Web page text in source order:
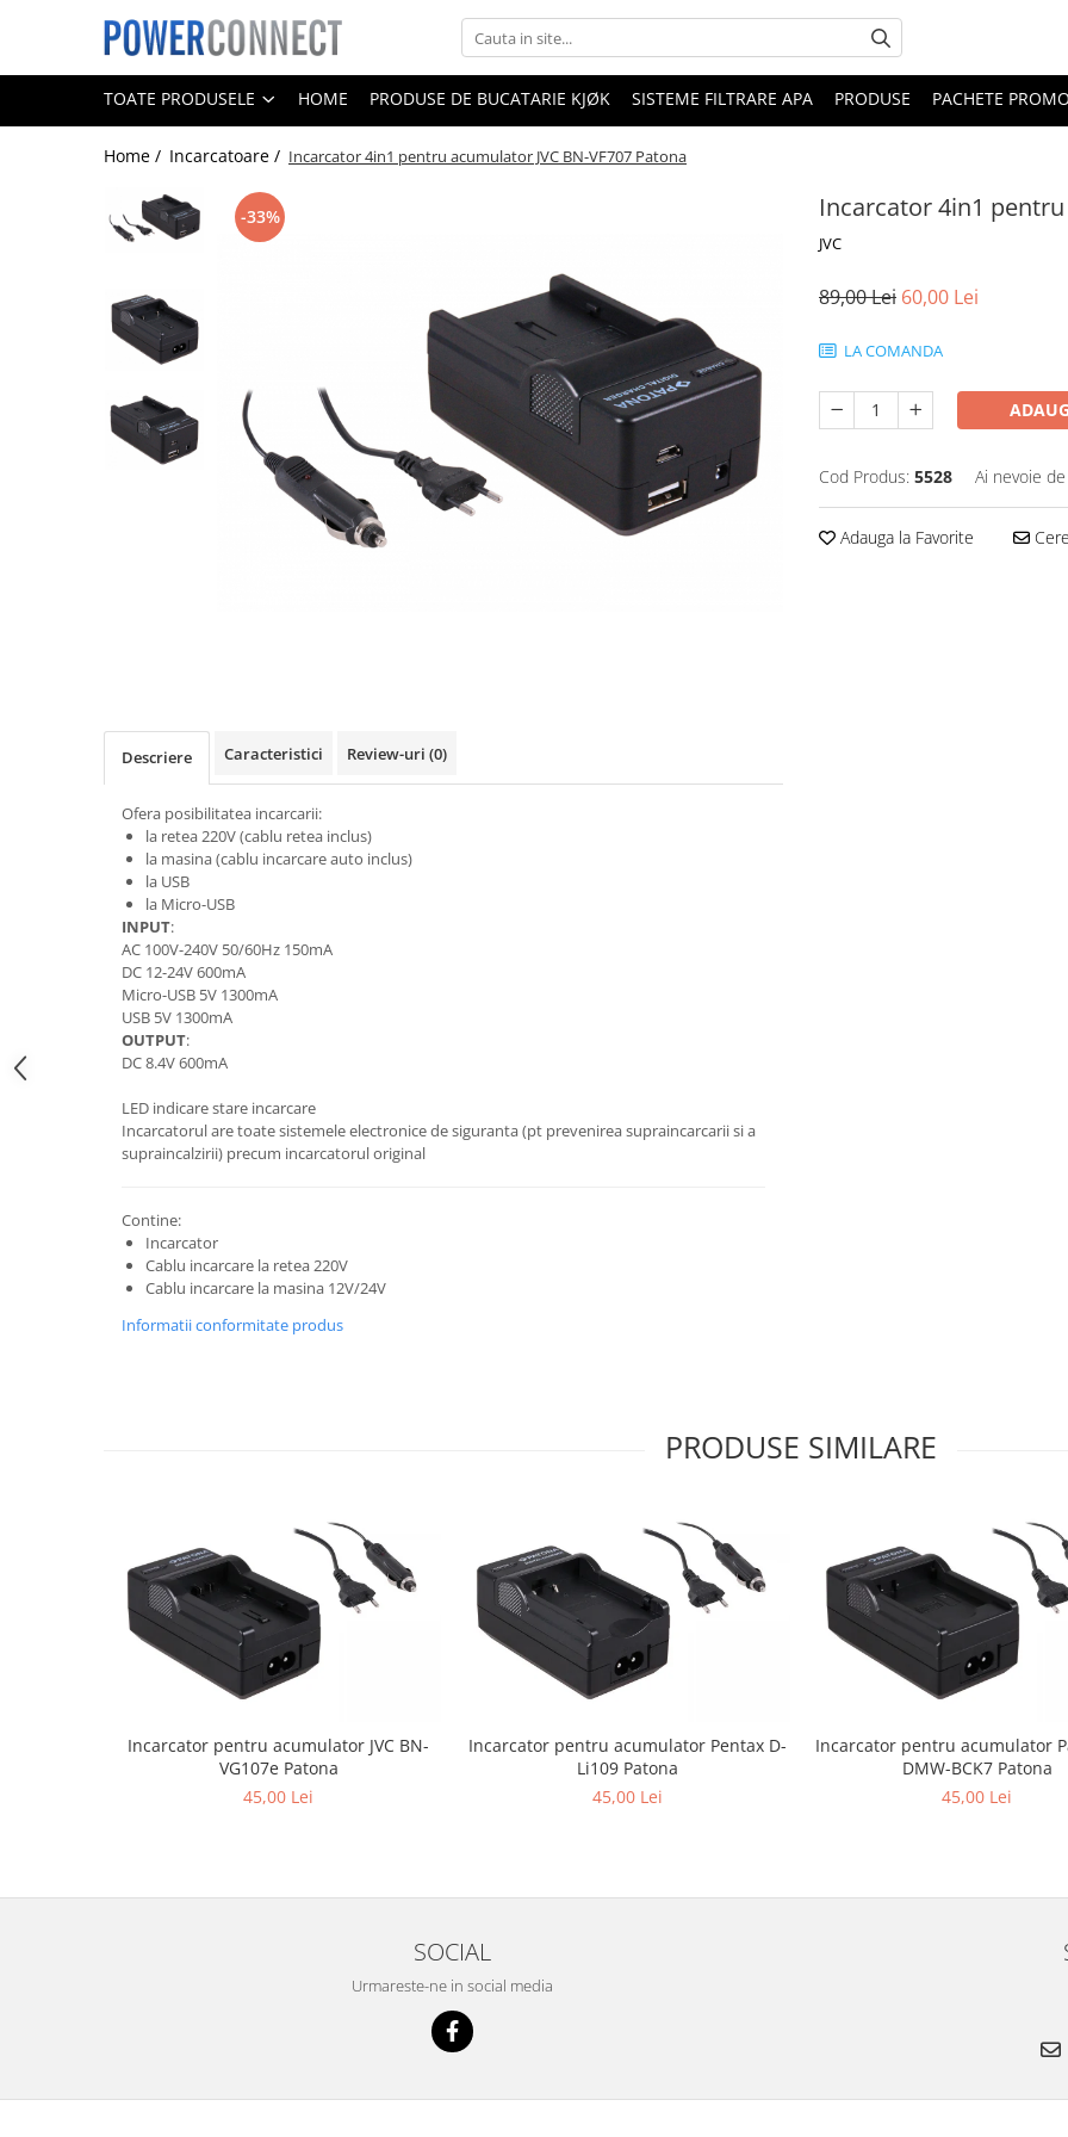
Toate Produsele
Sisteme filtrare apa
Sisteme filtrare apa
Acumulatori
Camere video
Telefoane mobile
Scule electrice
Telefoane mobile
Produse de bucatarie kjøk
Accesorii kjøk
Pachete Promo
Incarcatoare & acumulatori
Telefoane mobile
TOATE PRODUSELE HOME PRODUSE DE BUCATARIE KJØK SISTEME FILTRARE APA PRODUSE PACHETE PROMO
Home / Incarcatoare / Incarcator 4in1 pentru acumulator JVC BN-VF707 Patona
Incarcator 4in1 pentru
JVC
-33%
89,00 Lei 60,00 Lei
LA COMANDA
Cod Produs: 5528 Ai nevoie
Adauga la Favorite
Descriere Caracteristici Review-uri (0)
Ofera posibilitatea incarcarii:
la retea 220V (cablu retea inclus)
la masina (cablu incarcare auto inclus)
la USB
la Micro-USB
INPUT:
AC 100V-240V 50/60Hz 150mA
DC 12-24V 600mA
Micro-USB 5V 1300mA
USB 5V 1300mA
OUTPUT:
DC 8.4V 600mA
LED indicare stare incarcare
Incarcatorul are toate sistemele electronice de siguranta (pt prevenirea supraincarcarii si a
supraincalzirii) precum incarcatorul original
Contine:
Incarcator
Cablu incarcare la retea 220V
Cablu incarcare la masina 12V/24V
Informatii conformitate produs
PRODUSE SIMILARE
Incarcator pentru acumulator JVC BN-
VG107e Patona
45,00 Lei
Incarcator pentru acumulator Pentax D-
Li109 Patona
45,00 Lei
Incarcator pentru acumulator
DMW-BCK7 Patona
45,00 Lei
SOCIAL
Urmareste-ne in social media